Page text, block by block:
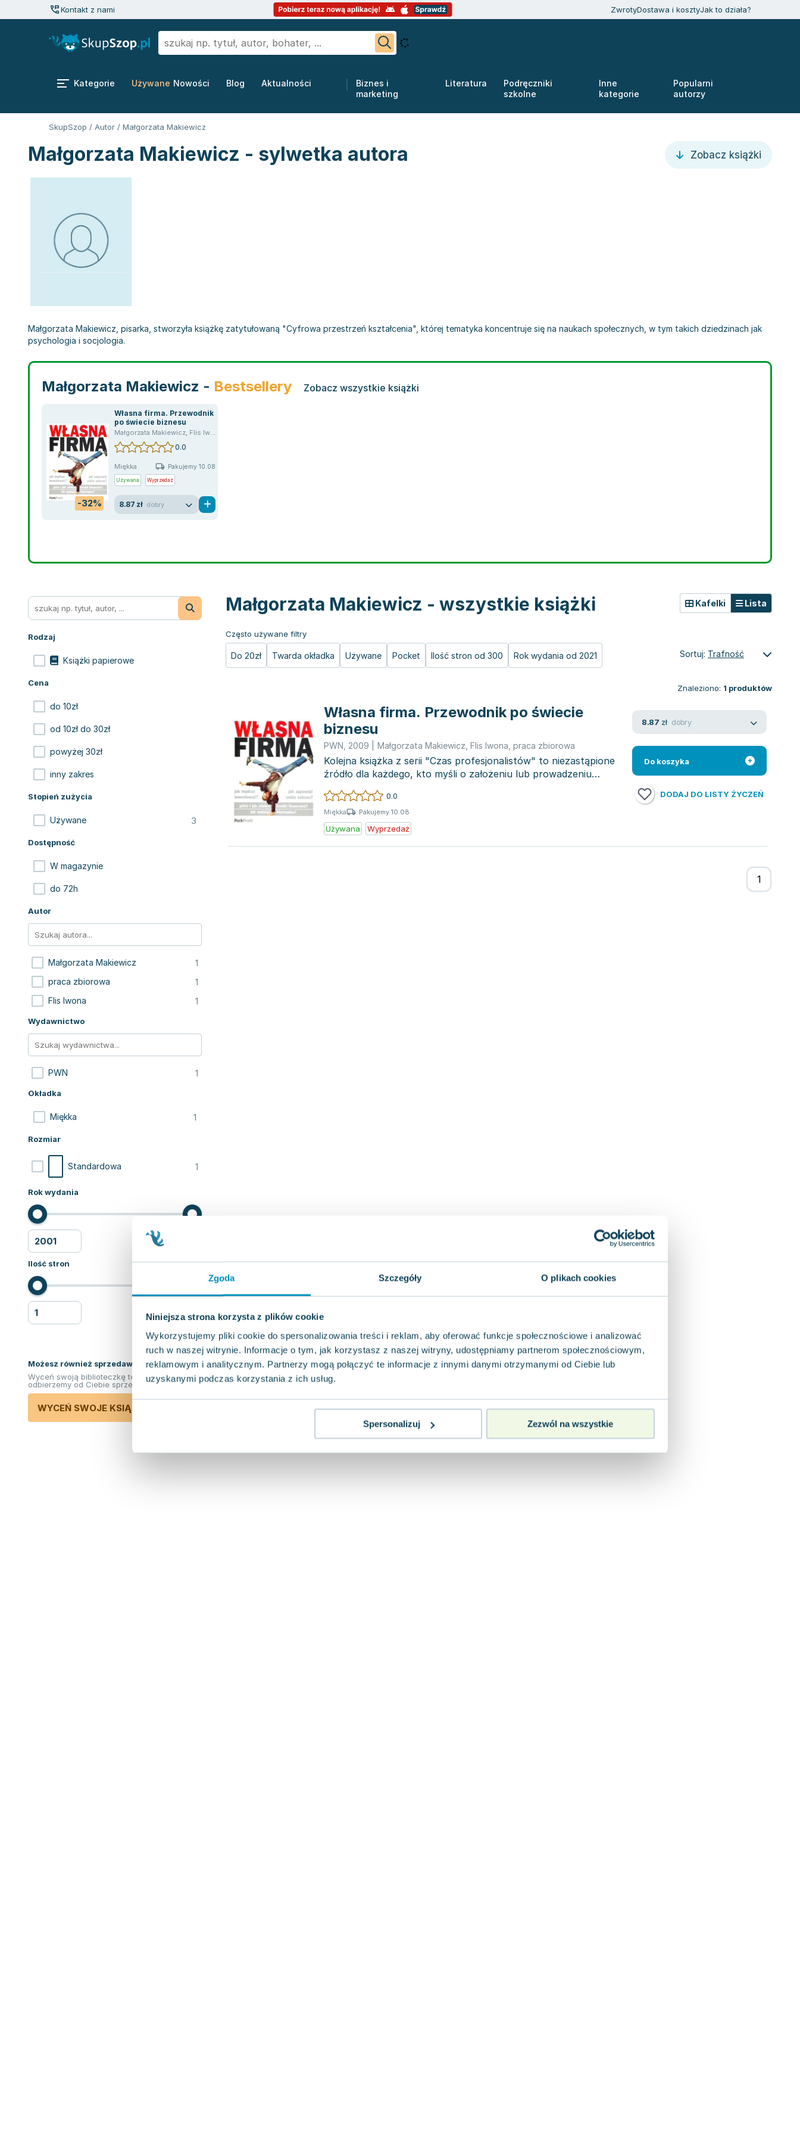
Zgoda Szczegóły O plikach cookies
Niniejsza strona korzysta z plików cookie
Wykorzystujemy pliki cookie do spersonalizowania treści i reklam, aby oferować funkcje społecznościowe i analizować
ruch w naszej witrynie. Informacje o tym, jak korzystasz z naszej witryny, udostępniamy partnerom społecznościowym,
reklamowym i analitycznym. Partnerzy mogą połączyć te informacje z innymi danymi otrzymanymi od Ciebie lub
uzyskanymi podczas korzystania z ich usług.
Spersonalizuj Zezwól na wszystkie
Kontakt z nami ZwrotyDostawa i kosztyJak to działa?
Kategorie Używane Nowości Blog Aktualności
Biznes i
marketing
Literatura
Podręczniki
szkolne
Inne
kategorie
Popularni
autorzy
SkupSzop / Autor / Małgorzata Makiewicz
Małgorzata Makiewicz - sylwetka autora Zobacz książki
Małgorzata Makiewicz, pisarka, stworzyła książkę zatytułowaną "Cyfrowa przestrzeń kształcenia", której tematyka koncentruje się na naukach społecznych, w tym takich dziedzinach jak
psychologia i socjologia.
Małgorzata Makiewicz - Bestsellery Zobacz wszystkie książki
-32%
Własna firma. Przewodnik
po świecie biznesu
Małgorzata Makiewicz, Flis Iwona
0.0
Miękka Pakujemy 10.08
Używana Wyprzedaż
8.87 zł dobry
Rodzaj
Książki papierowe
Cena
do 10zł
od 10zł do 30zł
powyżej 30zł
inny zakres
Stopień zużycia
Używane 3
Dostępność
W magazynie
do 72h
Autor
Małgorzata Makiewicz 1
praca zbiorowa 1
Flis Iwona 1
Wydawnictwo
PWN 1
Okładka
Miękka 1
Rozmiar
Standardowa 1
Rok wydania
Ilość stron
Możesz również sprzedawać ksiązki!
Wyceń swoją biblioteczkę teraz. Odkupimy i
odbierzemy od Ciebie sprzedane książki.
WYCEŃ SWOJE KSIĄŻKI
Małgorzata Makiewicz - wszystkie książki
Często używane filtry
Do 20zł Twarda okładka Używane Pocket Ilość stron od 300 Rok wydania od 2021
Kafelki Lista
Sortuj: Trafność
Znaleziono: 1 produktów
Własna firma. Przewodnik po świecie
biznesu
PWN 2009 Małgorzata Makiewicz Flis Iwona praca zbiorowa
Kolejna książka z serii "Czas profesjonalistów" to niezastąpione
źródło dla każdego, kto myśli o założeniu lub prowadzeniu
własnej...
0.0
Miękka Pakujemy 10.08
Używana Wyprzedaż
8.87 zł dobry
Do koszyka
DODAJ DO LISTY ŻYCZEŃ